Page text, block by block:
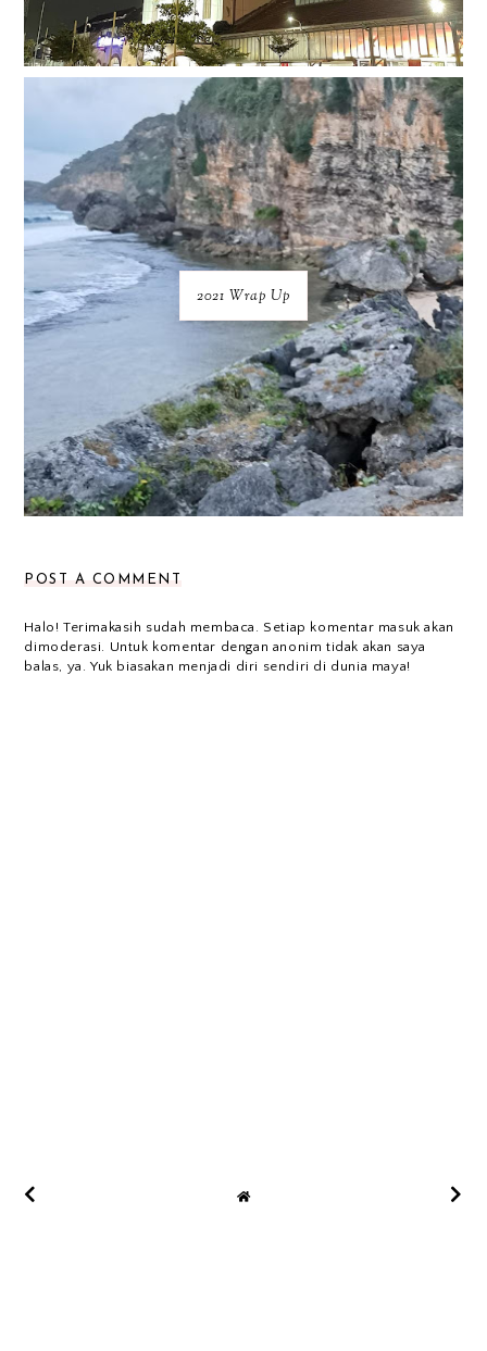
2021 Wrap Up
POST A COMMENT
Halo! Terimakasih sudah membaca. Setiap komentar masuk akan
dimoderasi. Untuk komentar dengan anonim tidak akan saya
balas, ya. Yuk biasakan menjadi diri sendiri di dunia maya!